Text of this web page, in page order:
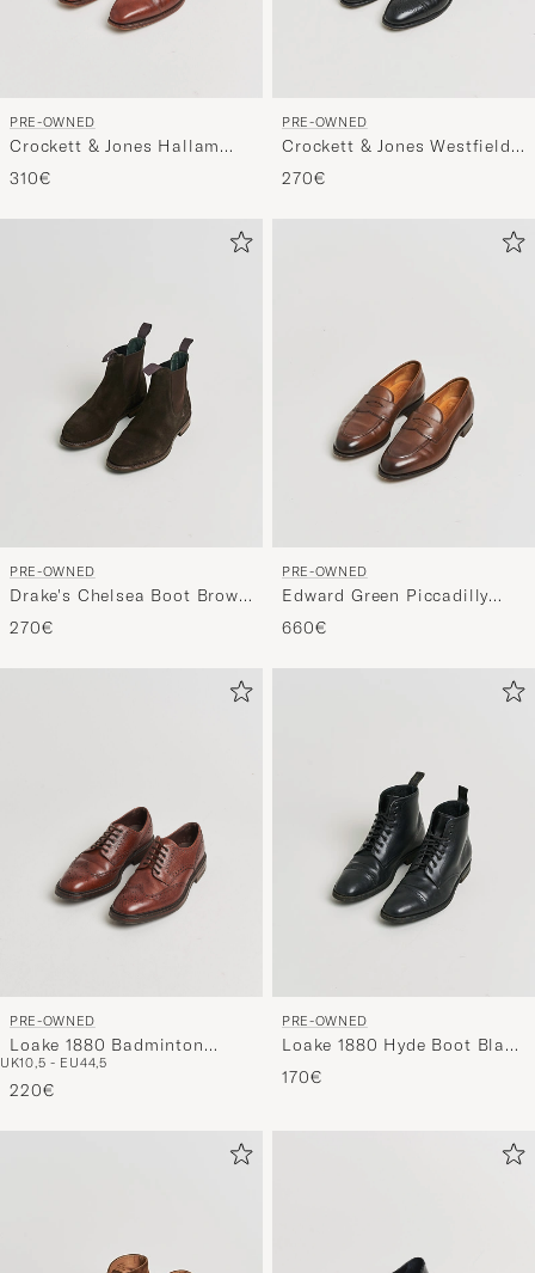
PRE-OWNED
Crockett & Jones Hallam
Oxford Beechnut Calf UK9,5
- EU43,5
310€
PRE-OWNED
Crockett & Jones Westfield
Black Calf UK6,5 - EU40,5
270€
PRE-OWNED
Drake's Chelsea Boot Brown
Suede UK9 - EU43
270€
PRE-OWNED
Edward Green Piccadilly
Penny Loafer Dark Oak
Antique UK7,5 - EU41,5
660€
PRE-OWNED
Loake 1880 Badminton
Brogue Dark Brown Grain
UK10,5 - EU44,5
UK10,5 - EU44,5
220€
PRE-OWNED
Loake 1880 Hyde Boot Black
Calf UK10,5 - EU44,5
170€